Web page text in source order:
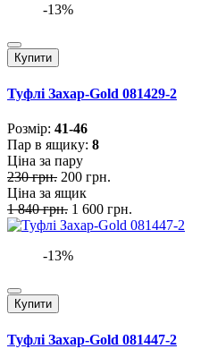
-13%
Купити
Туфлі Захар-Gold 081429-2
Розмiр: 41-46
Пар в ящику: 8
Ціна за пару
230 грн. 200 грн.
Ціна за ящик
1 840 грн. 1 600 грн.
-13%
Купити
Туфлі Захар-Gold 081447-2